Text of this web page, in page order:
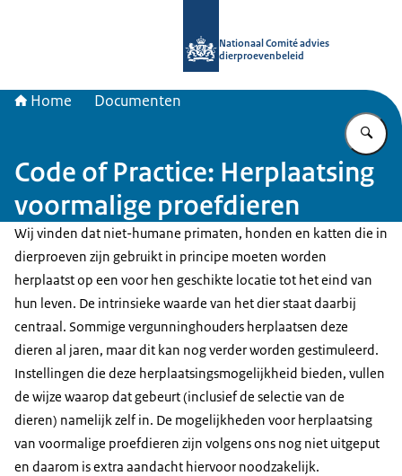
Nationaal Comité advies
dierproevenbeleid
Home Documenten
Code of Practice: Herplaatsing
voormalige proefdieren
Wij vinden dat niet-humane primaten, honden en katten die in
dierproeven zijn gebruikt in principe moeten worden
herplaatst op een voor hen geschikte locatie tot het eind van
hun leven. De intrinsieke waarde van het dier staat daarbij
centraal. Sommige vergunninghouders herplaatsen deze
dieren al jaren, maar dit kan nog verder worden gestimuleerd.
Instellingen die deze herplaatsingsmogelijkheid bieden, vullen
de wijze waarop dat gebeurt (inclusief de selectie van de
dieren) namelijk zelf in. De mogelijkheden voor herplaatsing
van voormalige proefdieren zijn volgens ons nog niet uitgeput
en daarom is extra aandacht hiervoor noodzakelijk.